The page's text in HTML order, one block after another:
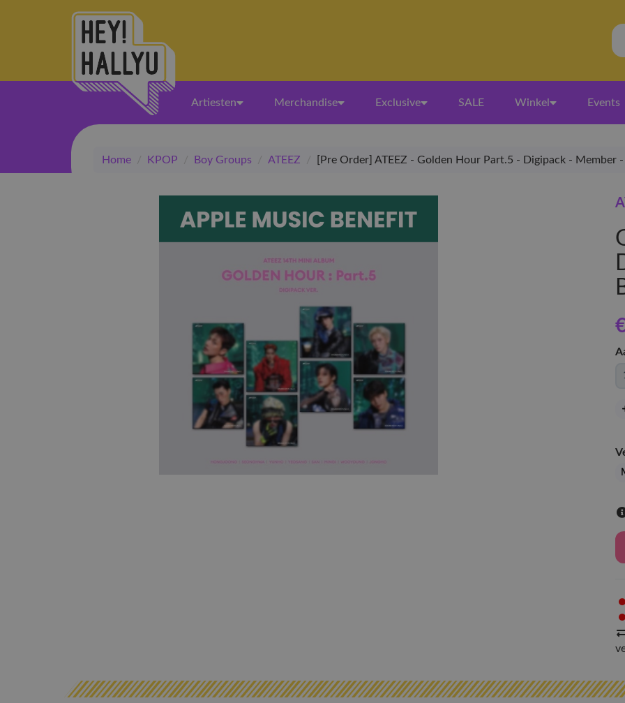
Artiesten Merchandise Exclusive SALE Winkel Events
Home / KPOP / Boy Groups / ATEEZ / [Pre Order] ATEEZ - Golden Hour Part.5 - Digipack - Member